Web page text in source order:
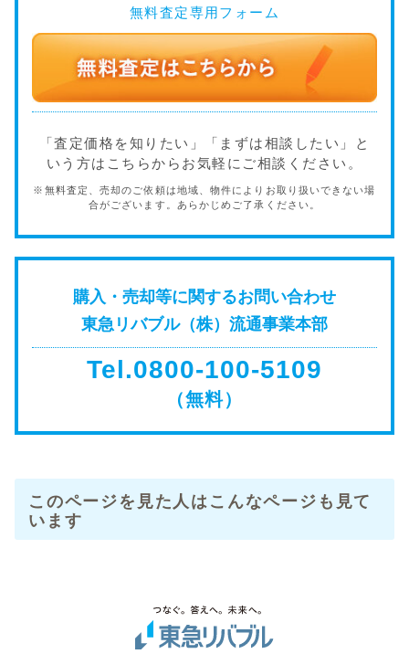
無料査定専用フォーム
「査定価格を知りたい」「まずは相談したい」と
いう方はこちらからお気軽にご相談ください。
※無料査定、売却のご依頼は地域、物件によりお取り扱いできない場
合がございます。あらかじめご了承ください。
購入・売却等に関するお問い合わせ
東急リバブル（株）流通事業本部
Tel.0800-100-5109
（無料）
このページを見た人はこんなページも見て
います